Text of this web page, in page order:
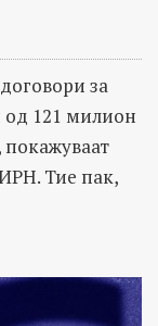
за
121 милион
покажуваат
Тие пак,